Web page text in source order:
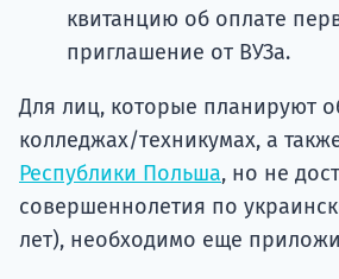
квитанцию об оплате
приглашение от ВУЗа.
Для лиц, которые планируют
колледжах/техникумах, а
Республики Польша, но не
совершеннолетия по
лет), необходимо еще